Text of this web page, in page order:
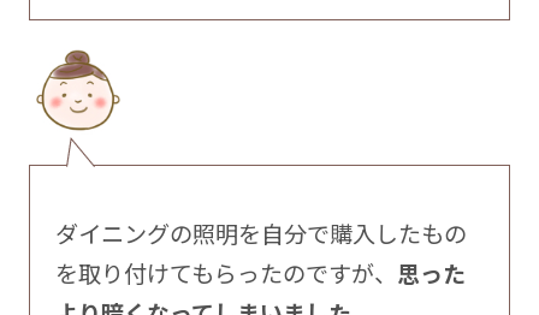
ダイニングの照明を自分で購入したもの
を取り付けてもらったのですが、 思った